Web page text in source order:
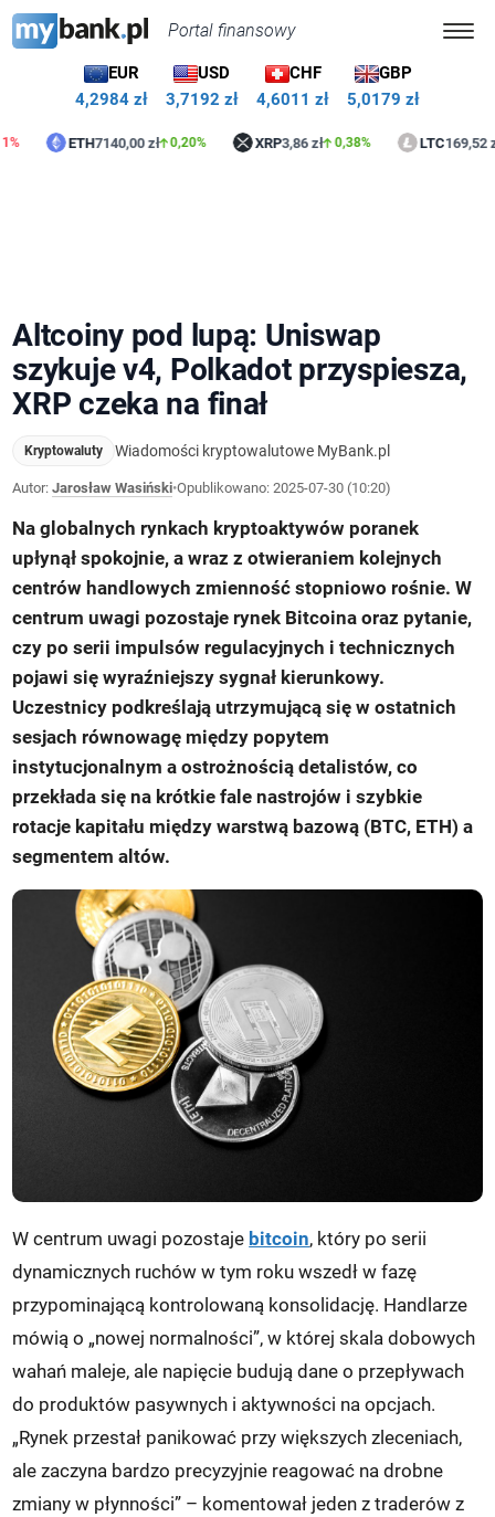
Portal finansowy
EUR
4,2984 zł
USD
3,7192 zł
CHF
4,6011 zł
GBP
5,0179 zł
ETH7140,00 zł 0,20% XRP3,86 zł 0,38% LTC169,52 zł
Altcoiny pod lupą: Uniswap
szykuje v4, Polkadot przyspiesza,
XRP czeka na finał
Kryptowaluty Wiadomości kryptowalutowe MyBank.pl
Autor:Jarosław Wasiński•Opublikowano:2025-07-30 (10:20)
Na globalnych rynkach kryptoaktywów poranek
upłynął spokojnie, a wraz z otwieraniem kolejnych
centrów handlowych zmienność stopniowo rośnie. W
centrum uwagi pozostaje rynek Bitcoina oraz pytanie,
czy po serii impulsów regulacyjnych i technicznych
pojawi się wyraźniejszy sygnał kierunkowy.
Uczestnicy podkreślają utrzymującą się w ostatnich
sesjach równowagę między popytem
instytucjonalnym a ostrożnością detalistów, co
przekłada się na krótkie fale nastrojów i szybkie
rotacje kapitału między warstwą bazową (BTC, ETH) a
segmentem altów.
W centrum uwagi pozostaje bitcoin, który po serii
dynamicznych ruchów w tym roku wszedł w fazę
przypominającą kontrolowaną konsolidację. Handlarze
mówią o „nowej normalności”, w której skala dobowych
wahań maleje, ale napięcie budują dane o przepływach
do produktów pasywnych i aktywności na opcjach.
„Rynek przestał panikować przy większych zleceniach,
ale zaczyna bardzo precyzyjnie reagować na drobne
zmiany w płynności” – komentował jeden z traderów z